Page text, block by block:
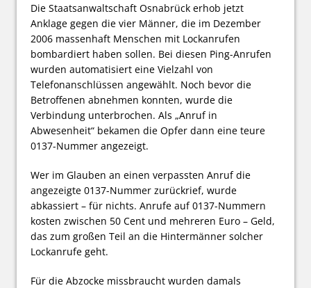
Die Staatsanwaltschaft Osnabrück erhob jetzt
Anklage gegen die vier Männer, die im Dezember
2006 massenhaft Menschen mit Lockanrufen
bombardiert haben sollen. Bei diesen Ping-Anrufen
wurden automatisiert eine Vielzahl von
Telefonanschlüssen angewählt. Noch bevor die
Betroffenen abnehmen konnten, wurde die
Verbindung unterbrochen. Als „Anruf in
Abwesenheit“ bekamen die Opfer dann eine teure
0137-Nummer angezeigt.
Wer im Glauben an einen verpassten Anruf die
angezeigte 0137-Nummer zurückrief, wurde
abkassiert – für nichts. Anrufe auf 0137-Nummern
kosten zwischen 50 Cent und mehreren Euro – Geld,
das zum großen Teil an die Hintermänner solcher
Lockanrufe geht.
Für die Abzocke missbraucht wurden damals